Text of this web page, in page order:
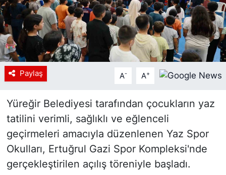
Paylaş A- A+
Yüreğir Belediyesi tarafından çocukların yaz
tatilini verimli, sağlıklı ve eğlenceli
geçirmeleri amacıyla düzenlenen Yaz Spor
Okulları, Ertuğrul Gazi Spor Kompleksi'nde
gerçekleştirilen açılış töreniyle başladı.
Tanıtım